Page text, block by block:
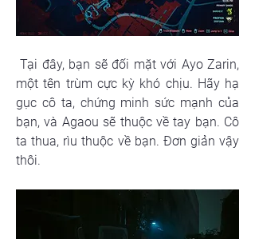
Tại đây, bạn sẽ đối mặt với Ayo Zarin,
một tên trùm cực kỳ khó chịu. Hãy hạ
gục cô ta, chứng minh sức mạnh của
bạn, và Agaou sẽ thuộc về tay bạn. Cô
ta thua, rìu thuộc về bạn. Đơn giản vậy
thôi.